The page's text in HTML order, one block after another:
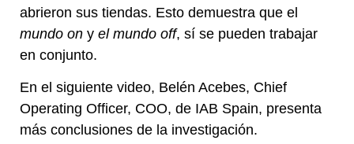
abrieron sus tiendas. Esto demuestra que el
mundo on y el mundo off, sí se pueden trabajar
en conjunto.
En el siguiente video, Belén Acebes, Chief
Operating Officer, COO, de IAB Spain, presenta
más conclusiones de la investigación.